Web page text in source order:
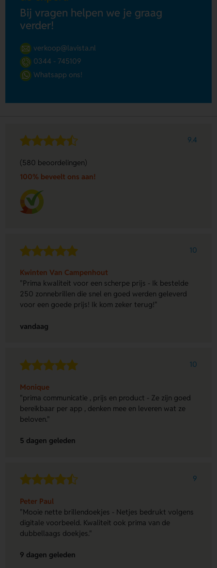
Bij vragen helpen we je graag
verder!
verkoop@lavista.nl
0344 - 745109
Whatsapp ons!
9.4
(580 beoordelingen)
100% beveelt ons aan!
10
Kwinten Van Campenhout
"Prima kwaliteit voor een scherpe prijs - Ik bestelde
250 zonnebrillen die snel en goed werden geleverd
voor een goede prijs! Ik kom zeker terug!"
vandaag
10
Monique
"prima communicatie , prijs en product - Ze zijn goed
bereikbaar per app , denken mee en leveren wat ze
beloven."
5 dagen geleden
9
Peter Paul
"Mooie nette brillendoekjes - Netjes bedrukt volgens
digitale voorbeeld. Kwaliteit ook prima van de
dubbellaags doekjes."
9 dagen geleden